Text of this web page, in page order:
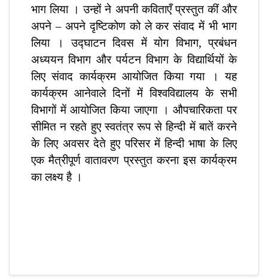
भाग लिया । उन्हों ने अपनी कविताएँ प्रस्तुत कीं और
अपने – अपने दृष्टिकोण को ले कर संवाद में भी भाग
लिया । उद्घाटन दिवस में योग विभाग, प्रबंधन
अध्ययन विभाग और पर्यटन विभाग के विद्यार्थियों के
लिए संवाद कार्यक्रम आयोजित किया गया । यह
कार्यक्रम आनेवाले दिनों में विश्वविद्यालय के सभी
विभागों में आयोजित किया जाएगा । औपचारिकता पर
सीमित न रहते हुए स्वतंत्र रूप से हिन्दी में बातें करने
के लिए अवसर देते हुए परिसर में हिन्दी भाषा के लिए
एक मैत्रीपूर्ण वातावरण प्रस्तुत करना इस कार्यक्रम
का लक्ष्य है ।